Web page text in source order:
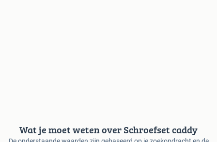
Wat je moet weten over Schroefset caddy